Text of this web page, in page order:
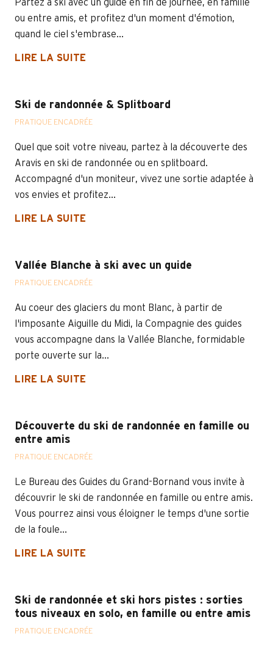
Partez à ski avec un guide en fin de journée, en famille
ou entre amis, et profitez d'un moment d'émotion,
quand le ciel s'embrase...
LIRE LA SUITE
Ski de randonnée & Splitboard
PRATIQUE ENCADRÉE
Quel que soit votre niveau, partez à la découverte des
Aravis en ski de randonnée ou en splitboard.
Accompagné d'un moniteur, vivez une sortie adaptée à
vos envies et profitez...
LIRE LA SUITE
Vallée Blanche à ski avec un guide
PRATIQUE ENCADRÉE
Au coeur des glaciers du mont Blanc, à partir de
l'imposante Aiguille du Midi, la Compagnie des guides
vous accompagne dans la Vallée Blanche, formidable
porte ouverte sur la...
LIRE LA SUITE
Découverte du ski de randonnée en famille ou
entre amis
PRATIQUE ENCADRÉE
Le Bureau des Guides du Grand-Bornand vous invite à
découvrir le ski de randonnée en famille ou entre amis.
Vous pourrez ainsi vous éloigner le temps d'une sortie
de la foule...
LIRE LA SUITE
Ski de randonnée et ski hors pistes : sorties
tous niveaux en solo, en famille ou entre amis
PRATIQUE ENCADRÉE